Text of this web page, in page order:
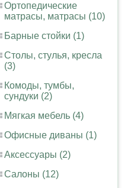
Ортопедические
матрасы, матрасы (10)
Барные стойки (1)
Столы, стулья, кресла
(3)
Комоды, тумбы,
сундуки (2)
Мягкая мебель (4)
Офисные диваны (1)
Аксессуары (2)
Салоны (12)